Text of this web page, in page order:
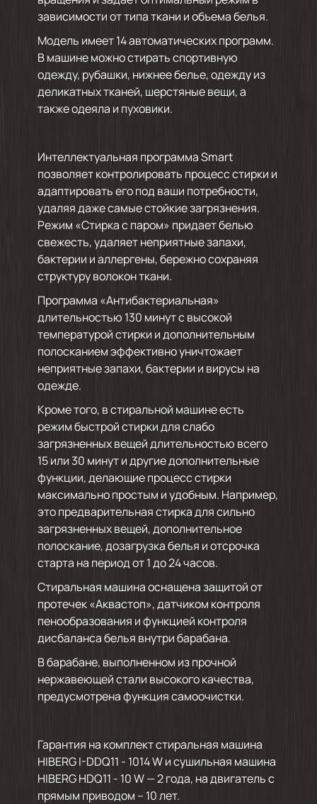
зависимости от типа ткани и объема белья.
Модель имеет 14 автоматических программ.
В машине можно стирать спортивную
одежду, рубашки, нижнее белье, одежду из
деликатных тканей, шерстяные вещи, а
также одеяла и пуховики.
Интеллектуальная программа Smart
позволяет контролировать процесс стирки и
адаптировать его под ваши потребности,
удаляя даже самые стойкие загрязнения.
Режим «Стирка с паром» придает белью
свежесть, удаляет неприятные запахи,
бактерии и аллергены, бережно сохраняя
структуру волокон ткани.
Программа «Антибактериальная»
длительностью 130 минут с высокой
температурой стирки и дополнительным
полосканием эффективно уничтожает
неприятные запахи, бактерии и вирусы на
одежде.
Кроме того, в стиральной машине есть
режим быстрой стирки для слабо
загрязненных вещей длительностью всего
15 или 30 минут и другие дополнительные
функции, делающие процесс стирки
максимально простым и удобным. Например,
это предварительная стирка для сильно
загрязненных вещей, дополнительное
полоскание, дозагрузка белья и отсрочка
старта на период от 1 до 24 часов.
Стиральная машина оснащена защитой от
протечек «Аквастоп», датчиком контроля
пенообразования и функцией контроля
дисбаланса белья внутри барабана.
В барабане, выполненном из прочной
нержавеющей стали высокого качества,
предусмотрена функция самоочистки.
Гарантия на комплект стиральная машина
HIBERG I-DDQ11 - 1014 W и сушильная машина
HIBERG HDQ11 - 10 W — 2 года, на двигатель с
прямым приводом – 10 лет.